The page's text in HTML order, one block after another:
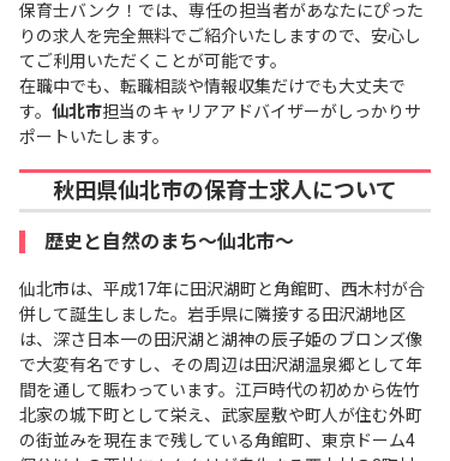
保育士バンク！では、専任の担当者があなたにぴった
りの求人を完全無料でご紹介いたしますので、安心し
てご利用いただくことが可能です。
在職中でも、転職相談や情報収集だけでも大丈夫で
す。 仙北市担当のキャリアアドバイザーがしっかりサ
ポートいたします。
秋田県仙北市の保育士求人について
歴史と自然のまち～仙北市～
仙北市は、平成17年に田沢湖町と角館町、西木村が合
併して誕生しました。岩手県に隣接する田沢湖地区
は、深さ日本一の田沢湖と湖神の辰子姫のブロンズ像
で大変有名ですし、その周辺は田沢湖温泉郷として年
間を通して賑わっています。江戸時代の初めから佐竹
北家の城下町として栄え、武家屋敷や町人が住む外町
の街並みを現在まで残している角館町、東京ドーム4